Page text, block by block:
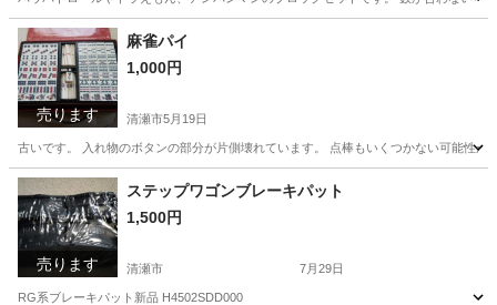
東京 清瀬市 おもちゃ
売ります
麻雀パイ
1,000円
清瀬市5月19日
古いです。 入れ物のボタンの部分が片側壊れています。 点棒もいくつかない可能性が
東京 清瀬市 囲碁、将棋、麻雀 麻雀パイ
売ります
ステップワゴンブレーキパット
1,500円
清瀬市 7月29日
RG系ブレーキパット新品 H4502SDD000